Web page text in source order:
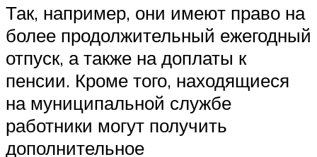
Так, например, они имеют право на
более продолжительный ежегодный
отпуск, а также на доплаты к
пенсии. Кроме того, находящиеся
на муниципальной службе
работники могут получить
дополнительное